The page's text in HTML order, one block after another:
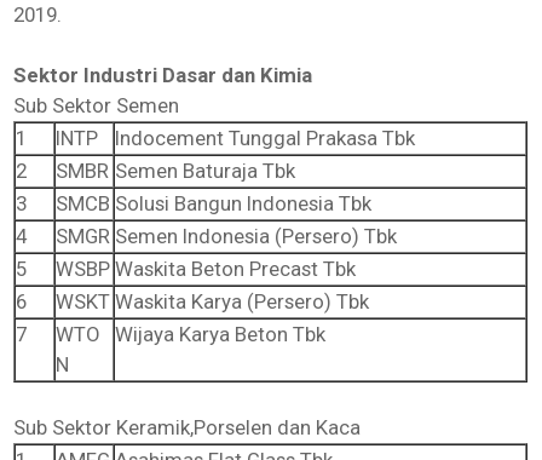
2019.
Sektor Industri Dasar dan Kimia
Sub Sektor Semen
1
INTP
Indocement Tunggal Prakasa Tbk
2
SMBR Semen Baturaja Tbk
3
SMCB Solusi Bangun Indonesia Tbk
4
SMGR Semen Indonesia (Persero) Tbk
5
WSBP Waskita Beton Precast Tbk
6
WSKT Waskita Karya (Persero) Tbk
7
WTO
N
Wijaya Karya Beton Tbk
Sub Sektor Keramik,Porselen dan Kaca